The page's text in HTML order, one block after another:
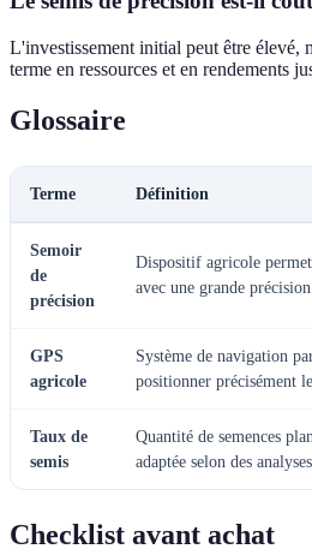
L'investissement initial peut être élevé,
terme en ressources et en rendements
Glossaire
Terme Définition
Semoir
de
précision
Dispositif agricole
avec une grande précision.
GPS
agricole
Système de navigation
positionner précisément
Taux de
semis
Quantité de semences
adaptée selon des
Checklist avant achat